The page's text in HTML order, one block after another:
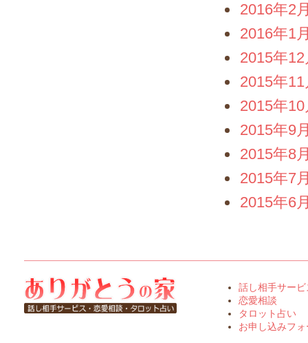
2016年2
2016年1
2015年12
2015年11
2015年10
2015年9
2015年8
2015年7
2015年6
話し相手サービ
恋愛相談
タロット占い
お申し込みフ